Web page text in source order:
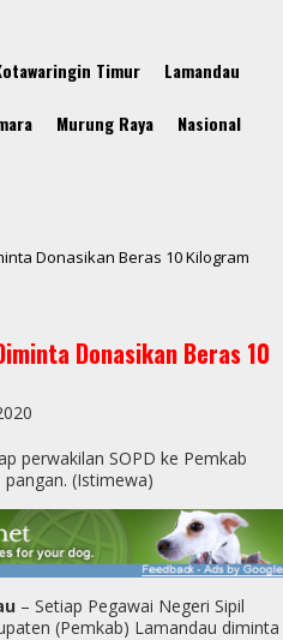
Timur Lamandau
Murung Raya Nasional
Donasikan Beras 10 Kilogram
Donasikan Beras 10
perwakilan SOPD ke Pemkab
(Istimewa)
– Setiap Pegawai Negeri Sipil
(Pemkab) Lamandau diminta